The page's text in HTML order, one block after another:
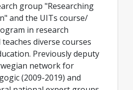
group "Researching
and the UITs course/
in research
diverse courses
Previously deputy
network for
(2009-2019) and